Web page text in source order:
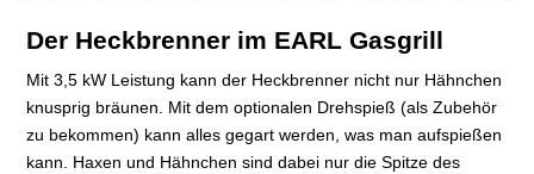
Der Heckbrenner im EARL Gasgrill
Mit 3,5 kW Leistung kann der Heckbrenner nicht nur Hähnchen
knusprig bräunen. Mit dem optionalen Drehspieß (als Zubehör
zu bekommen) kann alles gegart werden, was man aufspießen
kann. Haxen und Hähnchen sind dabei nur die Spitze des